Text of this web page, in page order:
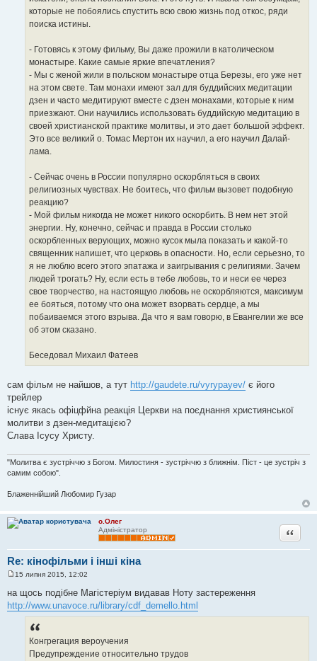
которые не побоялись спустить всю свою жизнь под откос, ряди
поиска истины.
- Готовясь к этому фильму, Вы даже прожили в католическом
монастыре. Какие самые яркие впечатления?
- Мы с женой жили в польском монастыре отца Березы, его уже нет
на этом свете. Там монахи имеют зал для буддийских медитации
дзен и часто медитируют вместе с дзен монахами, которые к ним
приезжают. Они научились использовать буддийскую медитацию в
своей христианской практике молитвы, и это дает большой эффект.
Это все великий о. Томас Мертон их научил, а его научил Далай-
лама.
- Сейчас очень в России популярно оскорбляться в своих
религиозных чувствах. Не боитесь, что фильм вызовет подобную
реакцию?
- Мой фильм никогда не может никого оскорбить. В нем нет этой
энергии. Ну, конечно, сейчас и правда в России столько
оскорбленных верующих, можно кусок мыла показать и какой-то
священник напишет, что церковь в опасности. Но, если серьезно, то
я не люблю всего этого эпатажа и заигрывания с религиями. Зачем
людей трогать? Ну, если есть в тебе любовь, то и неси ее через
свое творчество, на настоящую любовь не оскорбляются, максимум
ее бояться, потому что она может взорвать сердце, а мы
побаиваемся этого взрыва. Да что я вам говорю, в Евангелии же все
об этом сказано.
Беседовал Михаил Фатеев
сам фільм не найшов, а тут http://gaudete.ru/vyrypayev/ є його
трейлер
існує якась офіцфйна реакція Церкви на поєднання християнської
молитви з дзен-медитацією?
Слава Ісусу Христу.
"Молитва є зустріччю з Богом. Милостиня - зустріччю з ближнім. Піст - це зустріч з
самим собою".
Блаженнійший Любомир Гузар
о.Олег
Адміністратор
Re: кінофільми і інші кіна
Цитата
в
і
15 липня 2015, 12:02
на щось подібне Магістеріум видавав Ноту застереження
http://www.unavoce.ru/library/cdf_demello.html
Конгрегация вероучения
Предупреждение относительно трудов